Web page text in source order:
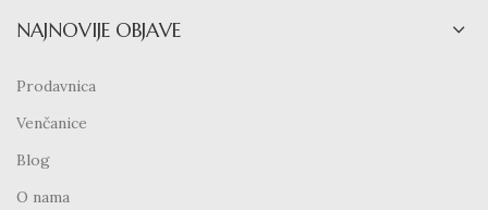
NAJNOVIJE OBJAVE
Prodavnica
Venčanice
Blog
O nama